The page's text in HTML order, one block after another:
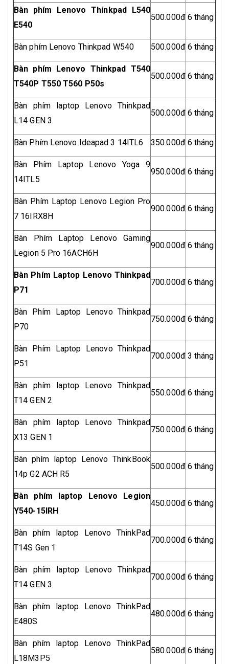
Bàn phím Lenovo Thinkpad L540
E540
500.000đ 6 tháng
Bàn phím Lenovo Thinkpad W540 500.000đ 6 tháng
Bàn phím Lenovo Thinkpad T540
T540P T550 T560 P50s
500.000đ 6 tháng
Bàn phím laptop Lenovo Thinkpad
L14 GEN 3
500.000đ 6 tháng
Bàn Phím Lenovo Ideapad 3 14ITL6 350.000đ 6 tháng
Bàn Phím Laptop Lenovo Yoga 9
14ITL5
950.000đ 6 tháng
Bàn Phím Laptop Lenovo Legion Pro
7 16IRX8H
900.000đ 6 tháng
Bàn Phím Laptop Lenovo Gaming
Legion 5 Pro 16ACH6H
900.000đ 6 tháng
Bàn Phím Laptop Lenovo Thinkpad
P71
700.000đ 6 tháng
Bàn Phím Laptop Lenovo Thinkpad
P70
750.000đ 6 tháng
Bàn Phím Laptop Lenovo Thinkpad
P51
700.000đ 3 tháng
Bàn phím laptop Lenovo Thinkpad
T14 GEN 2
550.000đ 6 tháng
Bàn phím laptop Lenovo Thinkpad
X13 GEN 1
750.000đ 6 tháng
Bàn phím laptop Lenovo ThinkBook
14p G2 ACH R5
500.000đ 6 tháng
Bàn phím laptop Lenovo Legion
Y540-15IRH
450.000đ 6 tháng
Bàn phím laptop Lenovo ThinkPad
T14S Gen 1
700.000đ 6 tháng
Bàn phím laptop Lenovo Thinkpad
T14 GEN 3
700.000đ 6 tháng
Bàn phím laptop Lenovo ThinkPad
E480S
480.000đ 6 tháng
Bàn phím laptop Lenovo ThinkPad
L18M3P5
580.000đ 6 tháng